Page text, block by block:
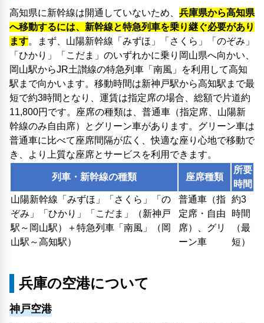
高知県に新幹線は開通していないため、 兵庫県から高知県
へ移動するには、新幹線と特急列車を乗り継ぐ必要があり
ます。まず、山陽新幹線「みずほ」「さくら」「のぞみ」
「ひかり」「こだま」のいずれかに乗り岡山県へ向かい、
岡山駅からJR土讃線の特急列車「南風」を利用して高知
駅まで向かいます。移動時間は新神戸駅から高知駅まで最
短で約3時間となり、運賃は指定席の場合、総額で片道約
11,800円です。座席の種類は、普通車（指定席、山陽新
幹線のみ自由席）とグリーン車があります。グリーン車は
普通車に比べて座席間隔が広く、快適な座り心地で移動で
き、より上質な座席とサービスを利用できます。
列車・新幹線の種類 座席種類
所要
時間
山陽新幹線「みずほ」「さくら」「の
ぞみ」「ひかり」「こだま」（新神戸
駅～岡山駅）＋特急列車「南風」（岡
山駅～高知駅）
普通車（指
定席・自由
席）、グリ
ーン車
約3
時間
（最
短）
兵庫の空港について
神戸空港